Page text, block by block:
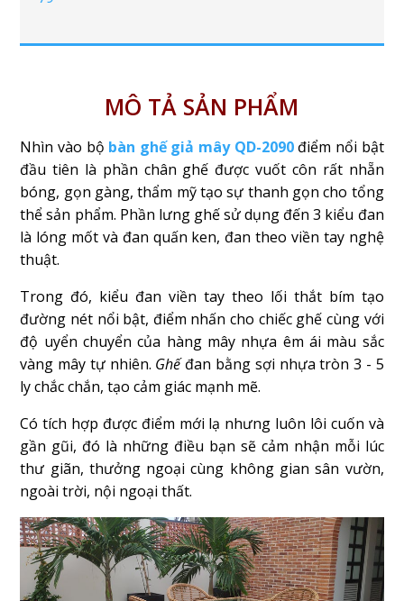
MÔ TẢ SẢN PHẨM
Nhìn vào bộ bàn ghế giả mây QD-2090điểm nổi bật
đầu tiên là phần chân ghế được vuốt côn rất nhẵn
bóng, gọn gàng, thẩm mỹ tạo sự thanh gọn cho tổng
thể sản phẩm. Phần lưng ghế sử dụng đến 3 kiểu đan
là lóng mốt và đan quấn ken, đan theo viền tay nghệ
thuật.
Trong đó, kiểu đan viền tay theo lối thắt bím tạo
đường nét nổi bật, điểm nhấn cho chiếc ghế cùng với
độ uyển chuyển của hàng mây nhựa êm ái màu sắc
vàng mây tự nhiên. Ghếđan bằng sợi nhựa tròn 3 - 5
ly chắc chắn, tạo cảm giác mạnh mẽ.
Có tích hợp được điểm mới lạ nhưng luôn lôi cuốn và
gần gũi, đó là những điều bạn sẽ cảm nhận mỗi lúc
thư giãn, thưởng ngoại cùng không gian sân vườn,
ngoài trời, nội ngoại thất.